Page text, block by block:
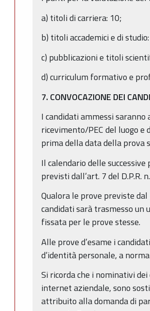
a) titoli di carriera: 10;
b) titoli accademici e di
c) pubblicazioni e titoli
d) curriculum formativo e
7. CONVOCAZIONE DEI
I candidati ammessi
ricevimento/PEC del luogo
prima della data della prova
Il calendario delle
previsti dall’art. 7 del D.P.R.
Qualora le prove previste
candidati sarà trasmesso un
fissata per le prove stesse.
Alle prove d’esame i
d’identità personale, a
Si ricorda che i nominativi
internet aziendale, sono
attribuito alla domanda di